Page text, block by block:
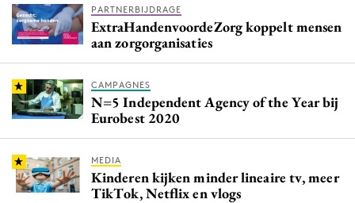
PARTNERBIJDRAGE
ExtraHandenvoordeZorg koppelt mensen
aan zorgorganisaties
CAMPAGNES
N=5 Independent Agency of the Year bij
Eurobest 2020
MEDIA
Kinderen kijken minder lineaire tv, meer
TikTok, Netflix en vlogs